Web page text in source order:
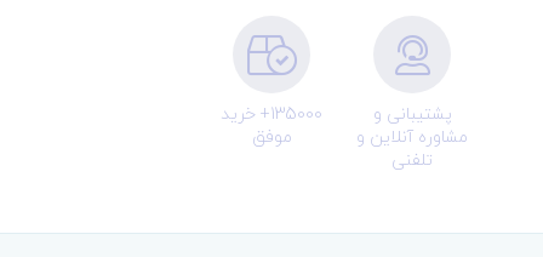
پشتیبانی و
مشاوره آنلاین و
تلفنی
135000+ خرید
موفق